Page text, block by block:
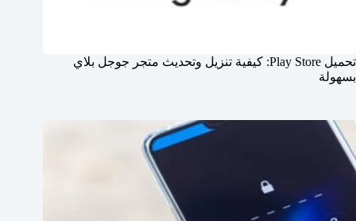
تحميل Play Store: كيفية تنزيل وتحديث متجر جوجل بلاي
بسهولة